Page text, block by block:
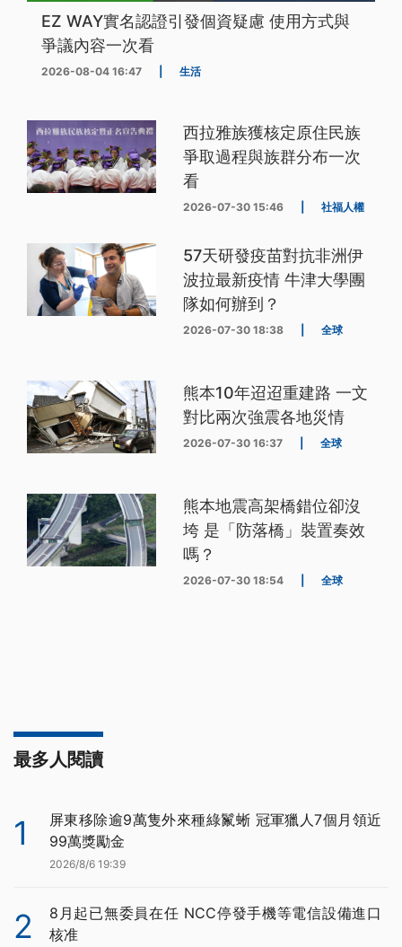
EZ WAY實名認證引發個資疑慮 使用方式與
爭議內容一次看
2026-08-04 16:47 生活
西拉雅族獲核定原住民族
爭取過程與族群分布一次
看
2026-07-30 15:46 社福人權
57天研發疫苗對抗非洲伊
波拉最新疫情 牛津大學團
隊如何辦到？
2026-07-30 18:38 全球
熊本10年迢迢重建路 一文
對比兩次強震各地災情
2026-07-30 16:37 全球
熊本地震高架橋錯位卻沒
垮 是「防落橋」裝置奏效
嗎？
2026-07-30 18:54 全球
最多人閱讀
1
屏東移除逾9萬隻外來種綠鬣蜥 冠軍獵人7個月領近
99萬獎勵金
2026/8/6 19:39
2
8月起已無委員在任 NCC停發手機等電信設備進口
核准